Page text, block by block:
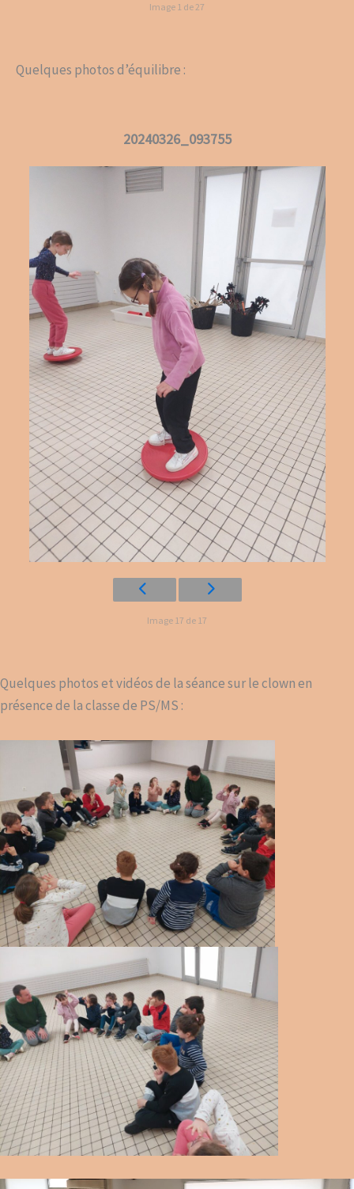
Image 1 de 27
Quelques photos d’équilibre :
20240326_093755
Image 17 de 17
Quelques photos et vidéos de la séance sur le clown en
présence de la classe de PS/MS :